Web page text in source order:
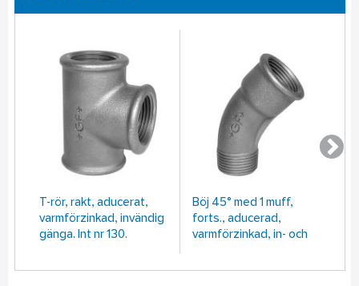
T-rör, rakt, aducerat,
varmförzinkad, invändig
gänga. Int nr 130.
Böj 45° med 1 muff,
forts., aducerad,
varmförzinkad, in- och